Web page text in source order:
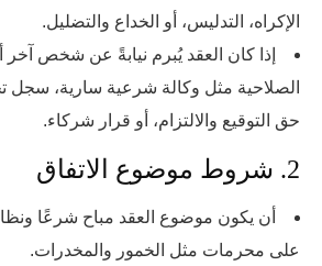
الإكراه، التدليس، أو الخداع والتضليل.
إذا كان العقد يُبرم نيابةً عن شخص آخر
الصلاحية مثل وكالة شرعية سارية، سجل
حق التوقيع والالتزام، أو قرار شركاء.
2. شروط موضوع الاتفاق
أن يكون موضوع العقد مباح شرعًا
على محرمات مثل الخمور والمخدرات.